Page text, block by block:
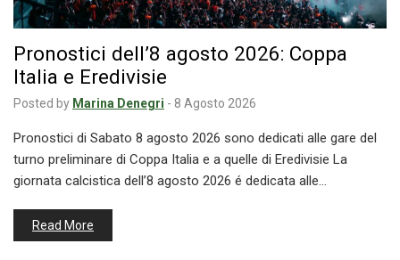
Pronostici dell’8 agosto 2026: Coppa
Italia e Eredivisie
Posted by Marina Denegri - 8 Agosto 2026
Pronostici di Sabato 8 agosto 2026 sono dedicati alle gare del
turno preliminare di Coppa Italia e a quelle di Eredivisie La
giornata calcistica dell’8 agosto 2026 é dedicata alle…
Read More